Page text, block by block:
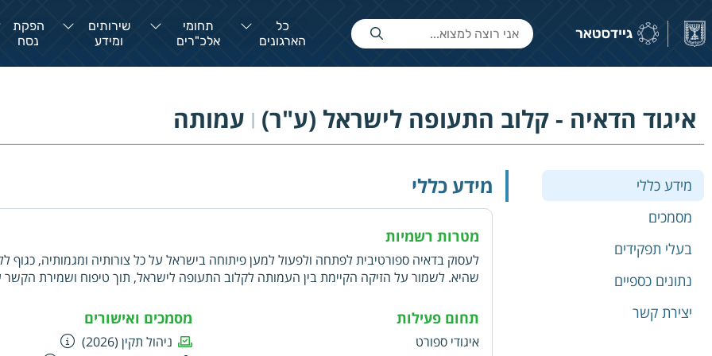
כל
הארגונים
תחומי
אלכ"רים
שירותים
ומידע
הפקת
נסח
איגוד הדאיה - קלוב התעופה לישראל (ע"ר) | עמותה
מידע כללי
מסמכים
בעלי תפקידים
נתונים כספיים
יצירת קשר
מידע כללי
מטרות רשמיות
לעסוק בדאיה ספורטיבית לפתחה ולפעול למען פיתוחה בישראל על כל צורותיה ומגמותיה, כגוף
שהיא. לשמור על הזיקה הקיימת בין העמותה לקלוב התעופה לישראל, תוך טיפוח ושמירת
והדאיה. לאגד את כל עמותות ספורט הדאיה בישראל. להפיץ את רעיון ספורט התעופה הישראלית
תחום פעילות
איגודי ספורט
מסמכים ואישורים
ניהול תקין (2026)